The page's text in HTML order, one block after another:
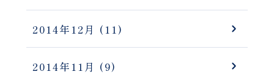
2014年12月 (11)
2014年11月 (9)